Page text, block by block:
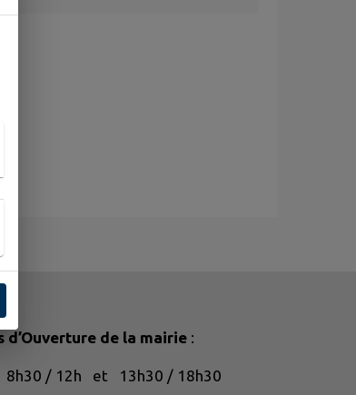
d’Ouverture de la mairie :
/ 12h et 13h30 / 18h30